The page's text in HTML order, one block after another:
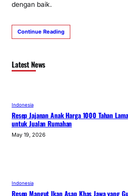
dengan baik.
Continue Reading
Latest News
Indonesia
Resep Jajanan Anak Harga 1000 Tahan
untuk Jualan Rumahan
May 19, 2026
Indonesia
Resep Mangut Ikan Asap Khas Jawa yang